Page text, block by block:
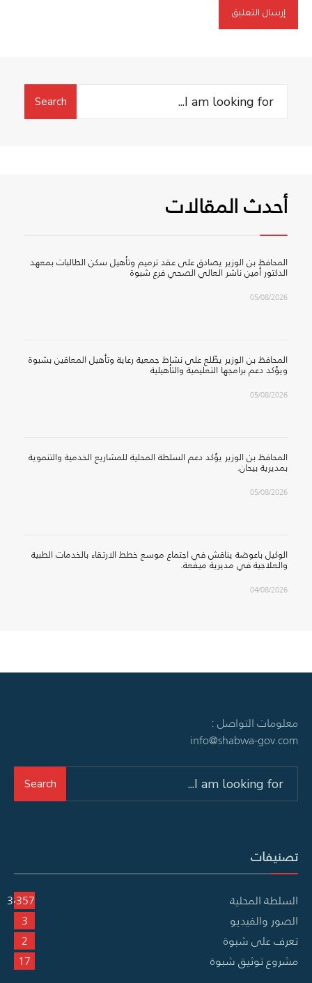
Search
Search
أحدث المقالات
المحافظ بن الوزير يصادق على عقد ترميم وتأهيل سكن الطالبات بمعهد
الدكتور أمين ناشر العالي الصحي فرع شبوة
05/08/2026
المحافظ بن الوزير يطّلع على نشاط جمعية رعاية وتأهيل المعاقين بشبوة
ويؤكد دعم برامجها التعليمية والتأهيلية
05/08/2026
المحافظ بن الوزير يؤكد دعم السلطة المحلية للمشاريع الخدمية والتنموية
بمديرية بيحان.
05/08/2026
الوكيل باعوضة يناقش في اجتماع موسع خطط الارتقاء بالخدمات الطبية
والعلاجية في مديرية ميفعة.
04/08/2026
معلومات التواصل :
info@shabwa-gov.com
Search
تصنيفات
السلطة المحلية
3٬357
الصور والفيديو
3
تعرف على شبوة
2
مشروع توثيق شبوة
17